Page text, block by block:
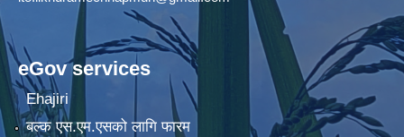
eGov services
Ehajiri
बल्क एस.एम.एसको लागि फारम